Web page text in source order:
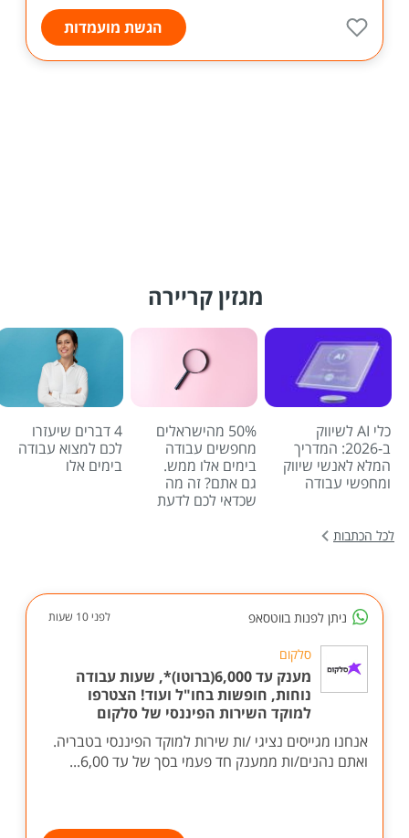
הגשת מועמדות
מגזין קריירה
כלי AI לשיווק
ב-2026: המדריך
המלא לאנשי שיווק
ומחפשי עבודה
50% מהישראלים
מחפשים עבודה
בימים אלו ממש.
גם אתם? זה מה
שכדאי לכם לדעת
4 דברים שיעזרו
לכם למצוא עבודה
בימים אלו
לכל הכתבות
ניתן לפנות בווטסאפ לפני 10 שעות
סלקום
מענק עד 6,000(ברוטו)*, שעות עבודה
נוחות, חופשות בחו"ל ועוד! הצטרפו
למוקד השירות הפיננסי של סלקום
אנחנו מגייסים נציגי /ות שירות למוקד הפיננסי בטבריה.
ואתם נהנים/ות ממענק חד פעמי בסך של עד 6,00...